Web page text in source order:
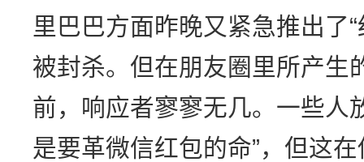
里巴巴方面昨晚又紧急推出了
被封杀。但在朋友圈里所产生
前，响应者寥寥无几。一些人
是要革微信红包的命”，但这